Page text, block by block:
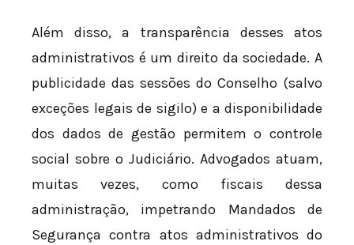
Além disso, a transparência desses atos
administrativos é um direito da sociedade. A
publicidade das sessões do Conselho (salvo
exceções legais de sigilo) e a disponibilidade
dos dados de gestão permitem o controle
social sobre o Judiciário. Advogados atuam,
muitas vezes, como fiscais dessa
administração, impetrando Mandados de
Segurança contra atos administrativos do